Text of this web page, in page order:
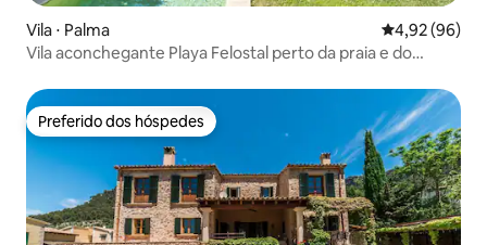
Vila ⋅ Palma 4,92 de uma
4,92 (96)
Vila aconchegante Playa Felostal perto da praia e do
Preferido dos hóspedes
Preferido dos hóspedes